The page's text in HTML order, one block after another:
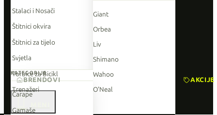
Stalaci i Nosači
Štitnici okvira
Štitnici za tijelo
Svjetla
Torbice za Bicikl
Trenažeri
Giant
Orbea
Liv
Shimano
Wahoo
O'Neal
KATEGORIJE
Čarape
Gamaše
BRENDOVI AKCIJE
